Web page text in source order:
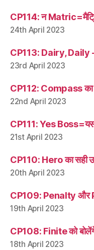
CP114: न
24th April 2023
CP113: Dairy, Daily
23rd April 2023
CP112: Compass का
22nd April 2023
CP111: Yes Boss=यस
21st April 2023
CP110: Hero का सही
20th April 2023
CP109: Penalty और
19th April 2023
CP108: Finite को
18th April 2023